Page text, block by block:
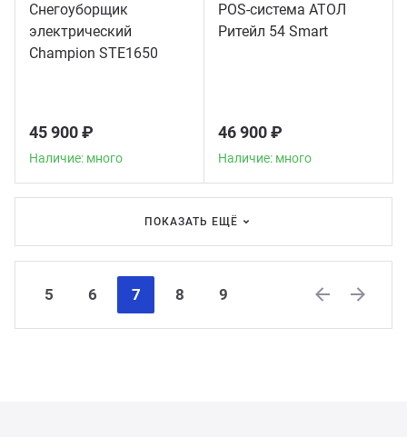
Снегоуборщик
электрический
Champion STE1650
45 900 ₽
Наличие: много
POS-система АТОЛ
Ритейл 54 Smart
46 900 ₽
Наличие: много
ПОКАЗАТЬ ЕЩЁ
5 6 7 8
9